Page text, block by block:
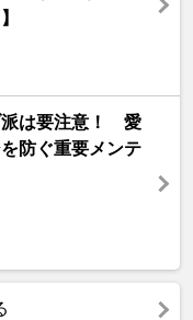
派は要注意！ 愛
防ぐ重要メンテ